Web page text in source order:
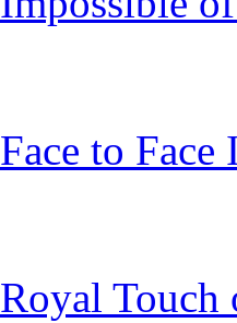
Face to
Royal Touch